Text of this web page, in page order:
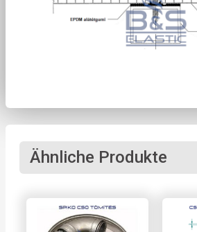
Ähnliche Produkte